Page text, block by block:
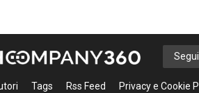
Tags Rss Feed Privacy e Cookie